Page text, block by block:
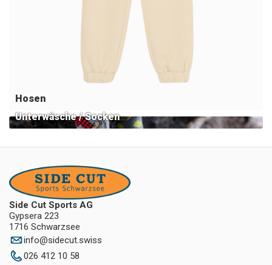
Hosen
Unterwäsche / Socken
Side Cut Sports AG
Gypsera 223
1716 Schwarzsee
info@sidecut.swiss
026 412 10 58